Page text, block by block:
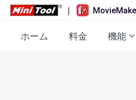
|
ホーム 料金 機能